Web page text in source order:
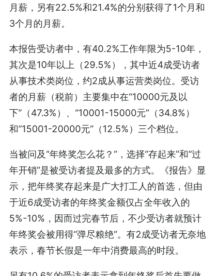
月薪，另有22.5%和21.4%的分别获得了1个月和
3个月的月薪。
本报告受访者中，有40.2%工作年限为5-10年，
其次是10年以上（29.5%），其中近4成受访者
从事技术类岗位，约2成从事运营类岗位。受访
者的月薪（税前）主要集中在“10000元及以
下”（47.3%）、“10001-15000元”（34.8%）
和“15001-20000元”（12.5%）三个档位。
当被问及“年终奖怎么花？”，选择“存起来”和“过
年开销”是被受访者提及最多的方式。《报告》显
示，把年终奖存起来是广大打工人的首选，但由
于近6成受访者的年终奖金额仅占全年收入的
5%-10%，因而过完春节后，不少受访者就预计
年终奖会被用得“弹尽粮绝”。有2成受访者无奈地
表示，春节长假是一年中消费最高的时段。